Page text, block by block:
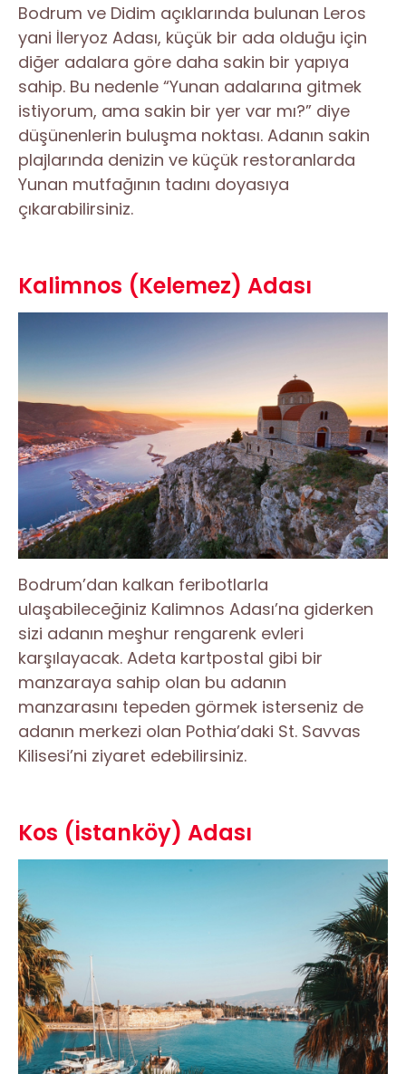
Bodrum ve Didim açıklarında bulunan Leros
yani İleryoz Adası, küçük bir ada olduğu için
diğer adalara göre daha sakin bir yapıya
sahip. Bu nedenle “Yunan adalarına gitmek
istiyorum, ama sakin bir yer var mı?” diye
düşünenlerin buluşma noktası. Adanın sakin
plajlarında denizin ve küçük restoranlarda
Yunan mutfağının tadını doyasıya
çıkarabilirsiniz.
Kalimnos (Kelemez) Adası
Bodrum’dan kalkan feribotlarla
ulaşabileceğiniz Kalimnos Adası’na giderken
sizi adanın meşhur rengarenk evleri
karşılayacak. Adeta kartpostal gibi bir
manzaraya sahip olan bu adanın
manzarasını tepeden görmek isterseniz de
adanın merkezi olan Pothia’daki St. Savvas
Kilisesi’ni ziyaret edebilirsiniz.
Kos (İstanköy) Adası